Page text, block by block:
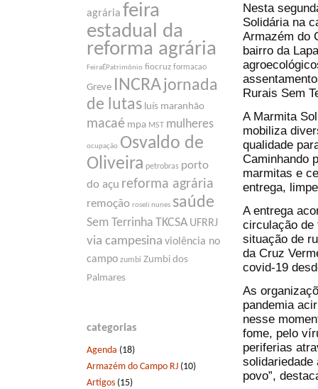
agrária feira
estadual da
reforma agrária
FeiraÉPatrimônio fiocruz formacao
Greve INCRA jornada
de lutas luís maranhão
macaé mpa MST mulheres
ocupação Osvaldo de
Oliveira petrobras porto
do açu reforma agrária
remoção roseli nunes saúde
Sem Terrinha TKCSA UFRRJ
via campesina violência no
campo zumbi Zumbi dos
Palmares
categorias
Agenda (18)
Armazém do Campo RJ (10)
Artigos (15)
Nesta
Solidária na
Armazém do
bairro da
Rurais Sem
A Marmita
mobiliza
qualidade
Caminhando
marmitas e
entrega,
A entrega
circulação de
situação de
da Cruz
covid-19
As
pandemia
nesse
fome, pelo
periferias
solidariedade
povo”,